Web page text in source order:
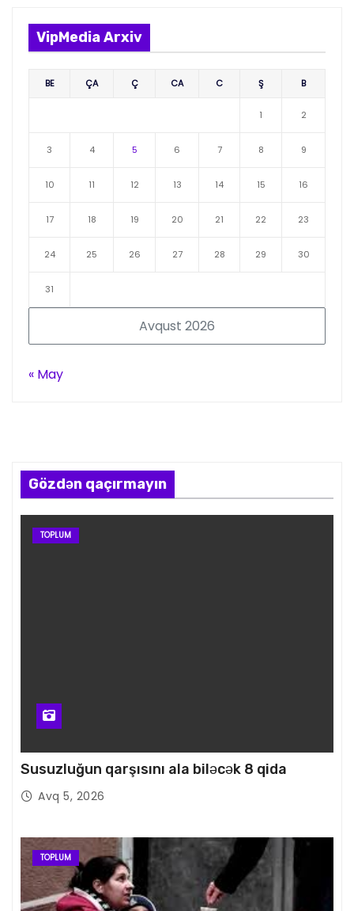
VipMedia Arxiv
Avqust 2026
BE ÇA Ç CA C Ş B
1 2
3 4 5 6 7 8 9
10 11 12 13 14 15 16
17 18 19 20 21 22 23
24 25 26 27 28 29 30
31
« May
Gözdən qaçırmayın
TOPLUM
Susuzluğun qarşısını ala biləcək 8 qida
Avq 5, 2026
TOPLUM